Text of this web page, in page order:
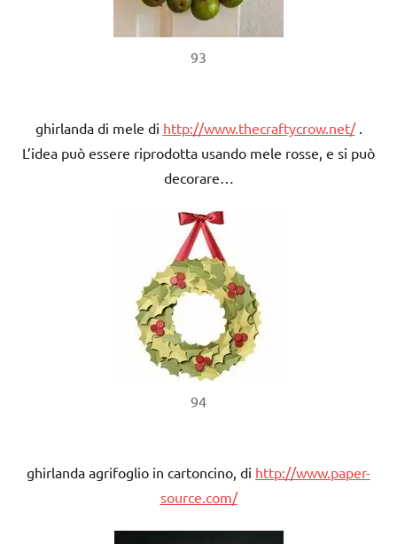
93
ghirlanda di mele di http://www.thecraftycrow.net/.
L’idea può essere riprodotta usando mele rosse, e si può
decorare…
94
ghirlanda agrifoglio in cartoncino, di http://www.paper-
source.com/